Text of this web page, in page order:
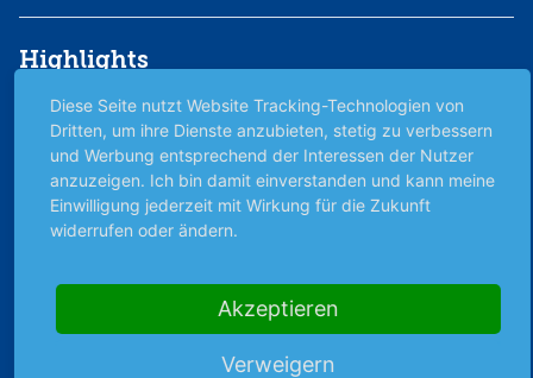
Highlights
Archiv
Börsenbericht
Börsengerüchte
Börsengespräche
Börsennews
Finanzpodcast
Diese Seite nutzt Website Tracking-Technologien von
Dritten, um ihre Dienste anzubieten, stetig zu verbessern
und Werbung entsprechend der Interessen der Nutzer
anzuzeigen. Ich bin damit einverstanden und kann meine
Einwilligung jederzeit mit Wirkung für die Zukunft
widerrufen oder ändern.
Akzeptieren
Verweigern